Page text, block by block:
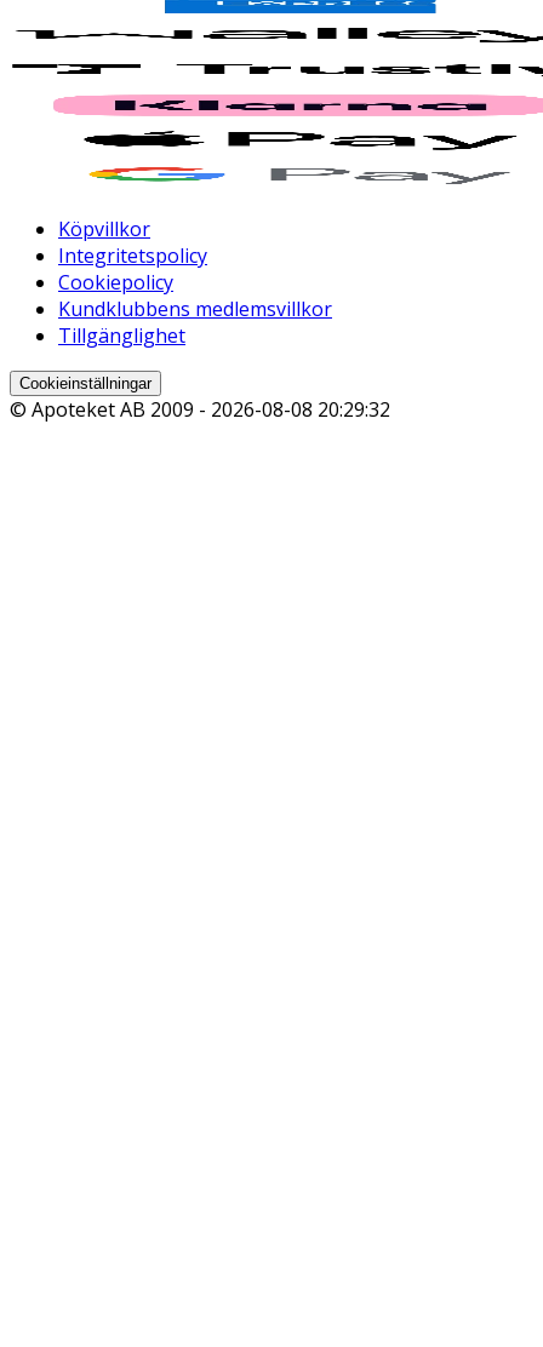
Köpvillkor
Integritetspolicy
Cookiepolicy
Kundklubbens medlemsvillkor
Tillgänglighet
Cookieinställningar
© Apoteket AB 2009 - 2026-08-08 20:29:32